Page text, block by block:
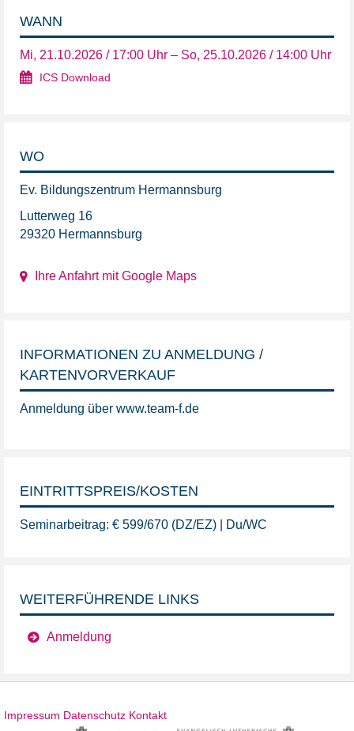
WANN
Mi, 21.10.2026 / 17:00 Uhr – So, 25.10.2026 / 14:00 Uhr
ICS Download
WO
Ev. Bildungszentrum Hermannsburg
Lutterweg 16
29320 Hermannsburg
Ihre Anfahrt mit Google Maps
INFORMATIONEN ZU ANMELDUNG /
KARTENVORVERKAUF
Anmeldung über www.team-f.de
EINTRITTSPREIS/KOSTEN
Seminarbeitrag: € 599/670 (DZ/EZ) | Du/WC
WEITERFÜHRENDE LINKS
Anmeldung
Impressum Datenschutz Kontakt